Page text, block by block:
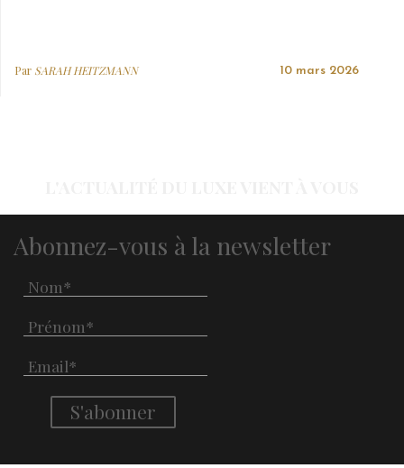
Par SARAH HEITZMANN 10 mars 2026
Abonnez-vous à la newsletter